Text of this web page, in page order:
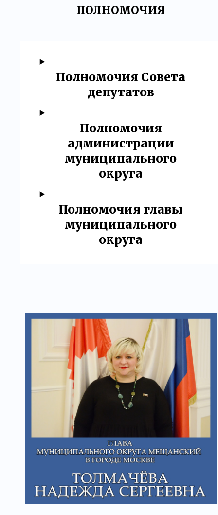
ПОЛНОМОЧИЯ
Полномочия Совета
депутатов
Полномочия
администрации
муниципального
округа
Полномочия главы
муниципального
округа